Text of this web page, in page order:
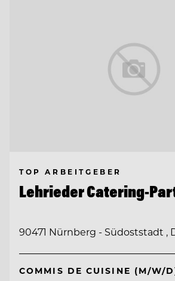
TOP ARBEITGEBER
Lehrieder Catering-
90471 Nürnberg - Südoststadt ,
COMMIS DE CUISINE (M/W/